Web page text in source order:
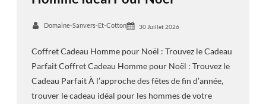
Domaine-Sanvers-Et-Cotton 30 Juillet 2026
Coffret Cadeau Homme pour Noël : Trouvez le Cadeau
Parfait Coffret Cadeau Homme pour Noël : Trouvez le
Cadeau Parfait À l’approche des fêtes de fin d’année,
trouver le cadeau idéal pour les hommes de votre